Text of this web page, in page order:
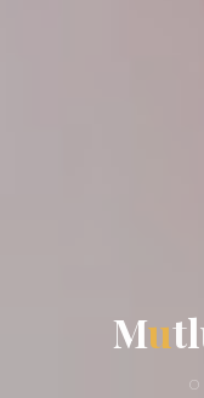
Mutl